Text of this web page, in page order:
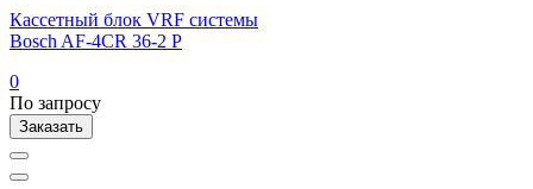
Кассетный блок VRF системы
Bosch AF-4CR 36-2 P
0
По запросу
Заказать